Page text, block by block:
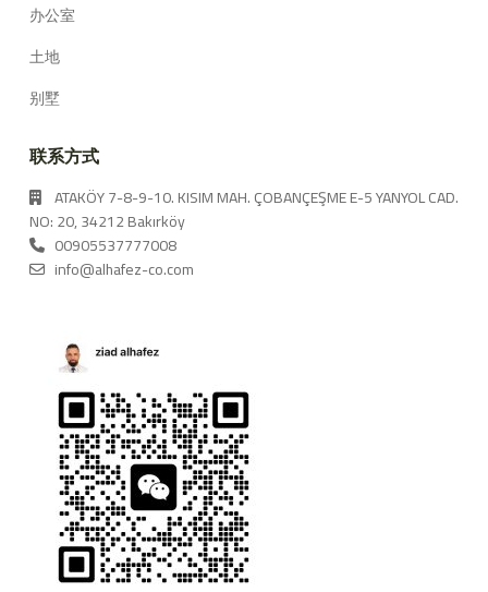
办公室
土地
别墅
联系方式
ATAKÖY 7-8-9-10. KISIM MAH. ÇOBANÇEŞME E-5 YANYOL CAD.
NO: 20, 34212 Bakırköy
00905537777008
info@alhafez-co.com